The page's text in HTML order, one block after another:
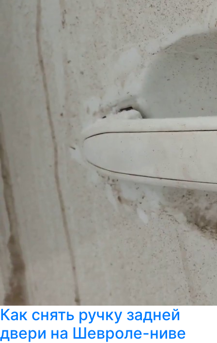
Как снять ручку задней
двери на Шевроле-ниве